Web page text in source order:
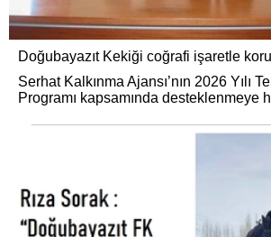
Doğubayazıt Kekiği coğrafi işaretle
Serhat Kalkınma Ajansı’nın 2026 Yılı
Programı kapsamında desteklenmeye